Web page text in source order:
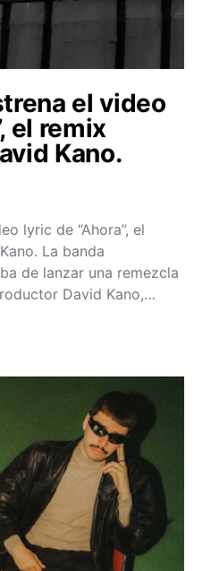
el video
el remix
Kano.
lyric de “Ahora”, el
La banda
de lanzar una remezcla
David Kano,…